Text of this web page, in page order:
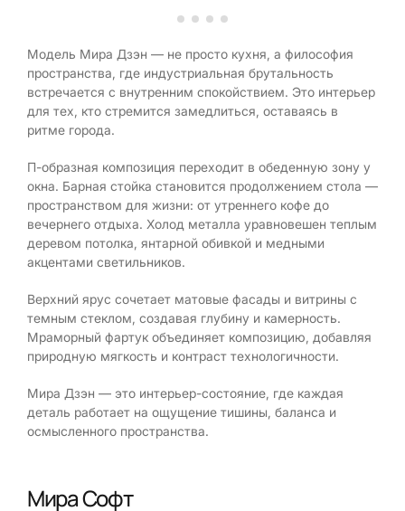
Модель Мира Дзэн — не просто кухня, а философия
пространства, где индустриальная брутальность
встречается с внутренним спокойствием. Это интерьер
для тех, кто стремится замедлиться, оставаясь в
ритме города.
П-образная композиция переходит в обеденную зону у
окна. Барная стойка становится продолжением стола —
пространством для жизни: от утреннего кофе до
вечернего отдыха. Холод металла уравновешен теплым
деревом потолка, янтарной обивкой и медными
акцентами светильников.
Верхний ярус сочетает матовые фасады и витрины с
темным стеклом, создавая глубину и камерность.
Мраморный фартук объединяет композицию, добавляя
природную мягкость и контраст технологичности.
Мира Дзэн — это интерьер-состояние, где каждая
деталь работает на ощущение тишины, баланса и
осмысленного пространства.
Мира Софт